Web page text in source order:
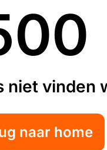
500
niet vinden
naar home